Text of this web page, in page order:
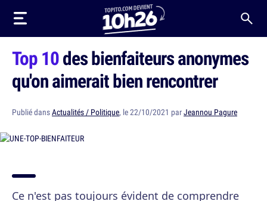
Top 10des bienfaiteurs anonymes
qu'on aimerait bien rencontrer
Publié dansActualités / Politique, le 22/10/2021 parJeannou Pagure
Ce n'est pas toujours évident de comprendre